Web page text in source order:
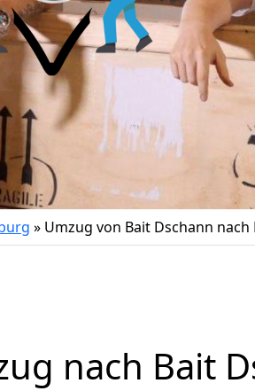
» Umzug von Bait Dschann nach
nach Bait